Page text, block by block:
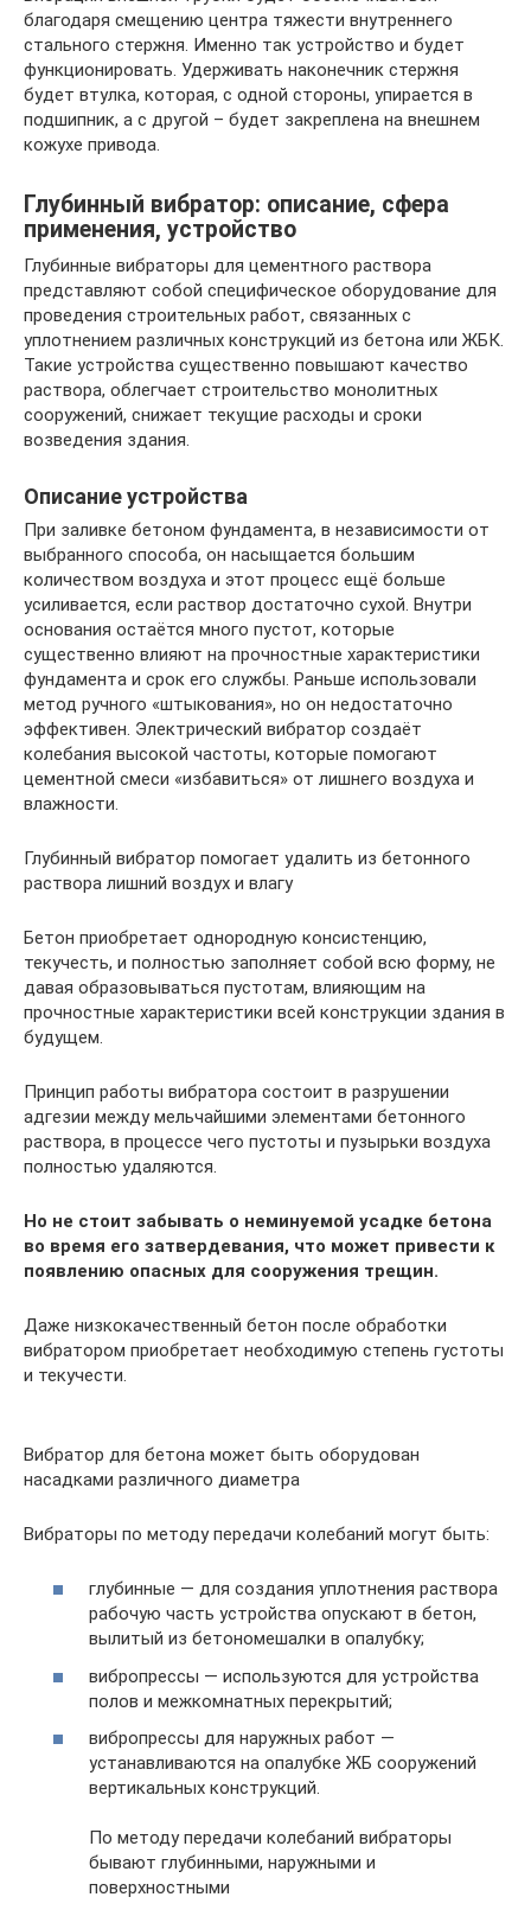
благодаря смещению центра тяжести внутреннего
стального стержня. Именно так устройство и будет
функционировать. Удерживать наконечник стержня
будет втулка, которая, с одной стороны, упирается в
подшипник, а с другой – будет закреплена на внешнем
кожухе привода.
Глубинный вибратор: описание, сфера
применения, устройство
Глубинные вибраторы для цементного раствора
представляют собой специфическое оборудование для
проведения строительных работ, связанных с
уплотнением различных конструкций из бетона или ЖБК.
Такие устройства существенно повышают качество
раствора, облегчает строительство монолитных
сооружений, снижает текущие расходы и сроки
возведения здания.
Описание устройства
При заливке бетоном фундамента, в независимости от
выбранного способа, он насыщается большим
количеством воздуха и этот процесс ещё больше
усиливается, если раствор достаточно сухой. Внутри
основания остаётся много пустот, которые
существенно влияют на прочностные характеристики
фундамента и срок его службы. Раньше использовали
метод ручного «штыкования», но он недостаточно
эффективен. Электрический вибратор создаёт
колебания высокой частоты, которые помогают
цементной смеси «избавиться» от лишнего воздуха и
влажности.
Глубинный вибратор помогает удалить из бетонного
раствора лишний воздух и влагу
Бетон приобретает однородную консистенцию,
текучесть, и полностью заполняет собой всю форму, не
давая образовываться пустотам, влияющим на
прочностные характеристики всей конструкции здания в
будущем.
Принцип работы вибратора состоит в разрушении
адгезии между мельчайшими элементами бетонного
раствора, в процессе чего пустоты и пузырьки воздуха
полностью удаляются.
Но не стоит забывать о неминуемой усадке бетона
во время его затвердевания, что может привести к
появлению опасных для сооружения трещин.
Даже низкокачественный бетон после обработки
вибратором приобретает необходимую степень густоты
и текучести.
Вибратор для бетона может быть оборудован
насадками различного диаметра
Вибраторы по методу передачи колебаний могут быть:
глубинные — для создания уплотнения раствора
рабочую часть устройства опускают в бетон,
вылитый из бетономешалки в опалубку;
вибропрессы — используются для устройства
полов и межкомнатных перекрытий;
вибропрессы для наружных работ —
устанавливаются на опалубке ЖБ сооружений
вертикальных конструкций.
По методу передачи колебаний вибраторы
бывают глубинными, наружными и
поверхностными